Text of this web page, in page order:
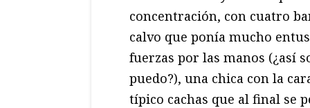
concentración, con cuatro
calvo que ponía mucho
fuerzas por las manos (¿así
puedo?), una chica con la
típico cachas que al final se